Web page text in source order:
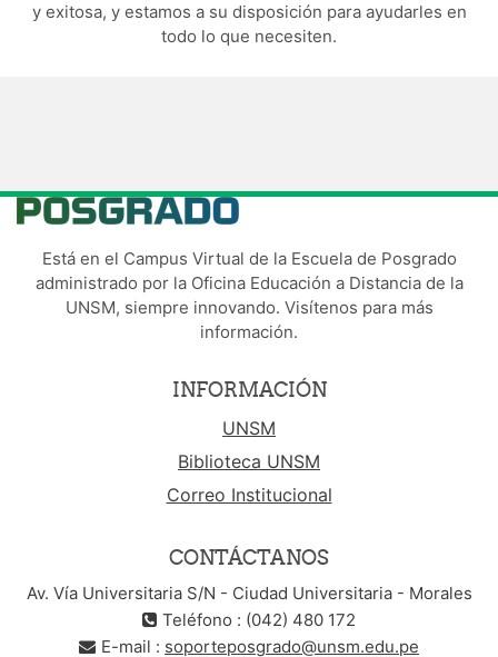
y exitosa, y estamos a su disposición para ayudarles en
todo lo que necesiten.
Está en el Campus Virtual de la Escuela de Posgrado
administrado por la Oficina Educación a Distancia de la
UNSM, siempre innovando. Visítenos para más
información.
INFORMACIÓN
UNSM
Biblioteca UNSM
Correo Institucional
CONTÁCTANOS
Av. Vía Universitaria S/N - Ciudad Universitaria - Morales
Teléfono : (042) 480 172
E-mail : soporteposgrado@unsm.edu.pe